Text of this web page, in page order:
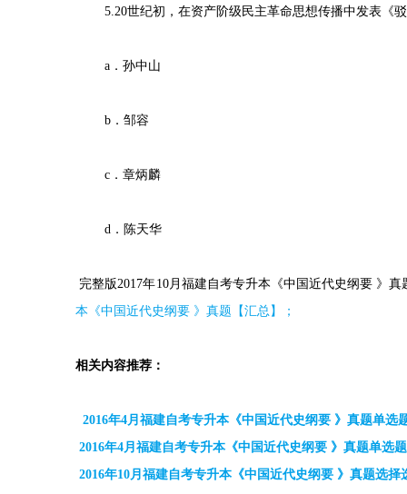
5.20世纪初，在资产阶级民主革命思想传播中发表《驳
a．孙中山
b．邹容
c．章炳麟
d．陈天华
完整版2017年10月福建自考专升本《中国近代史纲要 》真
本《中国近代史纲要 》真题【汇总】；
相关内容推荐：
2016年4月福建自考专升本《中国近代史纲要 》真题单选
2016年4月福建自考专升本《中国近代史纲要 》真题单选
2016年10月福建自考专升本《中国近代史纲要 》真题选择